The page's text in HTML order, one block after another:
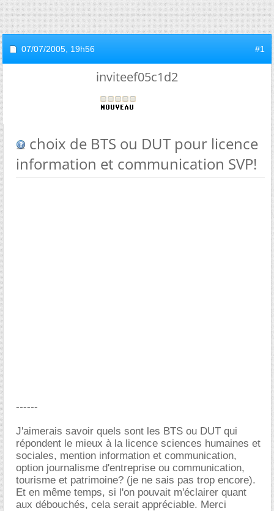
07/07/2005, 19h56 #1
inviteef05c1d2
choix de BTS ou DUT pour licence
information et communication SVP!
------
J'aimerais savoir quels sont les BTS ou DUT qui
répondent le mieux à la licence sciences humaines et
sociales, mention information et communication,
option journalisme d'entreprise ou communication,
tourisme et patrimoine? (je ne sais pas trop encore).
Et en même temps, si l'on pouvait m'éclairer quant
aux débouchés, cela serait appréciable. Merci